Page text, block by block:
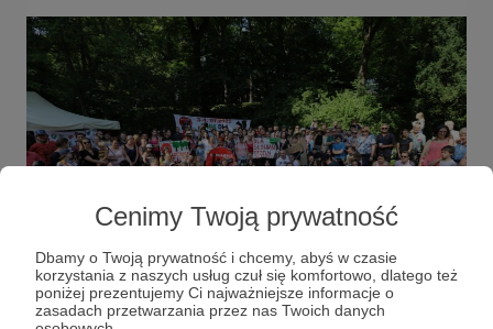
Cenimy Twoją prywatność
Dbamy o Twoją prywatność i chcemy, abyś w czasie
korzystania z naszych usług czuł się komfortowo, dlatego też
poniżej prezentujemy Ci najważniejsze informacje o
zasadach przetwarzania przez nas Twoich danych